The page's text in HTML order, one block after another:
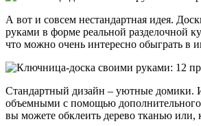
А вот и совсем нестандартная идея.
руками в форме реальной разделочной
что можно очень интересно обыграть в
Стандартный дизайн – уютные домики.
объемными с помощью дополнительного
вы можете обклеить дерево тканью или,